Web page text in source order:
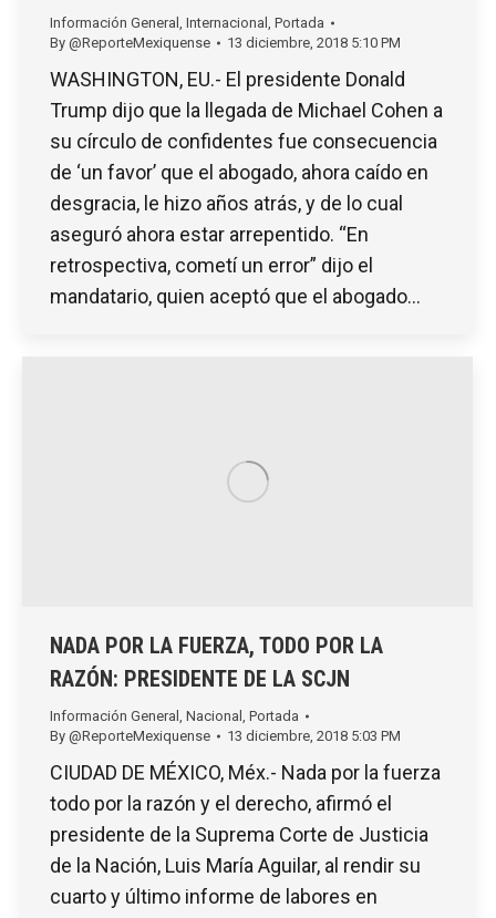
Información General Internacional
Portada
By @ReporteMexiquense 13 diciembre, 2018 5:10 PM
WASHINGTON, EU.- El presidente Donald
Trump dijo que la llegada de Michael Cohen a
su círculo de confidentes fue consecuencia
de ‘un favor’ que el abogado, ahora caído en
desgracia, le hizo años atrás, y de lo cual
aseguró ahora estar arrepentido. “En
retrospectiva, cometí un error” dijo el
mandatario, quien aceptó que el abogado…
NADA POR LA FUERZA, TODO POR LA
RAZÓN: PRESIDENTE DE LA SCJN
Información General , Nacional , Portada
By @ReporteMexiquense 13 diciembre, 2018 5:03 PM
CIUDAD DE MÉXICO, Méx.- Nada por la fuerza
todo por la razón y el derecho, afirmó el
presidente de la Suprema Corte de Justicia
de la Nación, Luis María Aguilar, al rendir su
cuarto y último informe de labores en